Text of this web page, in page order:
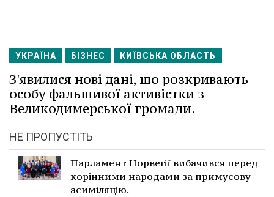
УКРАЇНА БІЗНЕС КИЇВСЬКА ОБЛАСТЬ
З'явилися нові дані, що розкривають
особу фальшивої активістки з
Великодимерської громади.
НЕ ПРОПУСТІТЬ
Парламент Норвегії вибачився перед
корінними народами за примусову
асиміляцію.